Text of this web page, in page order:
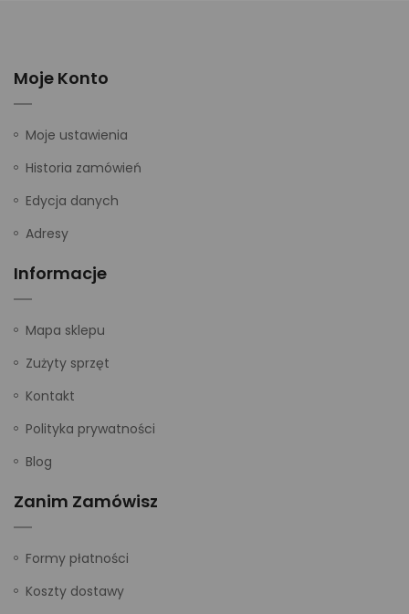
Moje Konto
Moje ustawienia
Historia zamówień
Edycja danych
Adresy
Informacje
Mapa sklepu
Zużyty sprzęt
Kontakt
Polityka prywatności
Blog
Zanim Zamówisz
Formy płatności
Koszty dostawy